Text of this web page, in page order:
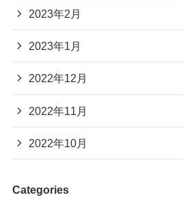
2023年2月
2023年1月
2022年12月
2022年11月
2022年10月
Categories